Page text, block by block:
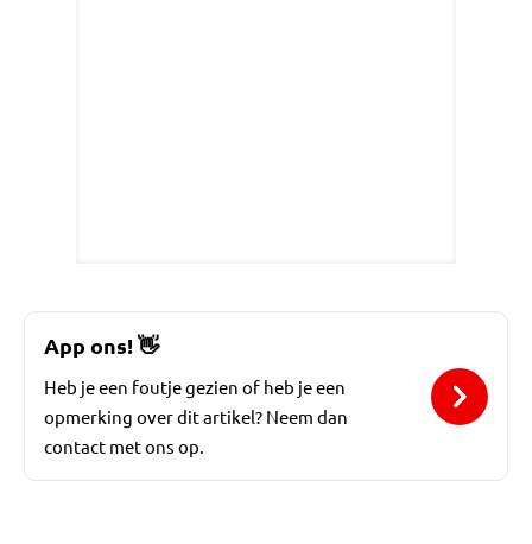
App ons!👋
Heb je een foutje gezien of heb je een
opmerking over dit artikel? Neem dan
contact met ons op.